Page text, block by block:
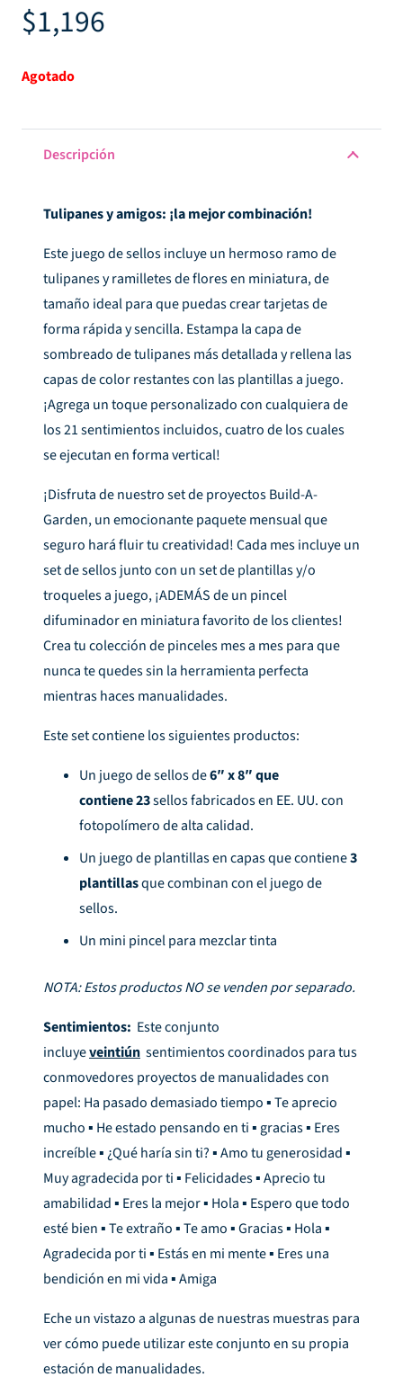
$1,196
Agotado
Descripción
Tulipanes y amigos: ¡la mejor combinación!
Este juego de sellos incluye un hermoso ramo de
tulipanes y ramilletes de flores en miniatura, de
tamaño ideal para que puedas crear tarjetas de
forma rápida y sencilla. Estampa la capa de
sombreado de tulipanes más detallada y rellena las
capas de color restantes con las plantillas a juego.
¡Agrega un toque personalizado con cualquiera de
los 21 sentimientos incluidos, cuatro de los cuales
se ejecutan en forma vertical!
¡Disfruta de nuestro set de proyectos Build-A-
Garden, un emocionante paquete mensual que
seguro hará fluir tu creatividad! Cada mes incluye un
set de sellos junto con un set de plantillas y/o
troqueles a juego, ¡ADEMÁS de un pincel
difuminador en miniatura favorito de los clientes!
Crea tu colección de pinceles mes a mes para que
nunca te quedes sin la herramienta perfecta
mientras haces manualidades.
Este set contiene los siguientes productos:
Un juego de sellos de6″ x 8″ que
contiene23sellos fabricados en EE. UU. con
fotopolímero de alta calidad.
Un juego de plantillas en capas que contiene3
plantillasque combinan con el juego de
sellos.
Un mini pincel para mezclar tinta
NOTA: Estos productos NO se venden por separado.
Sentimientos: Este conjunto
incluyeveintiún sentimientos coordinados para tus
conmovedores proyectos de manualidades con
papel: Ha pasado demasiado tiempo ▪ Te aprecio
mucho ▪ ​​He estado pensando en ti ▪ gracias ▪ Eres
increíble ▪ ¿Qué haría sin ti? ▪ Amo tu generosidad ▪
Muy agradecida por ti ▪ Felicidades ▪ Aprecio tu
amabilidad ▪ Eres la mejor ▪ Hola ▪ Espero que todo
esté bien ▪ Te extraño ▪ Te amo ▪ Gracias ▪ Hola ▪
Agradecida por ti ▪ Estás en mi mente ▪ Eres una
bendición en mi vida ▪ Amiga
Eche un vistazo a algunas de nuestras muestras para
ver cómo puede utilizar este conjunto en su propia
estación de manualidades.